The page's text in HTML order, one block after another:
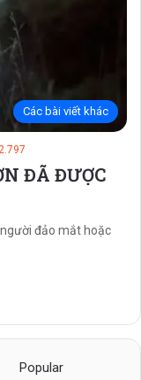
Các bài viết khác
2.797
ĐÃ ĐƯỢC
đảo mắt hoặc
Popular